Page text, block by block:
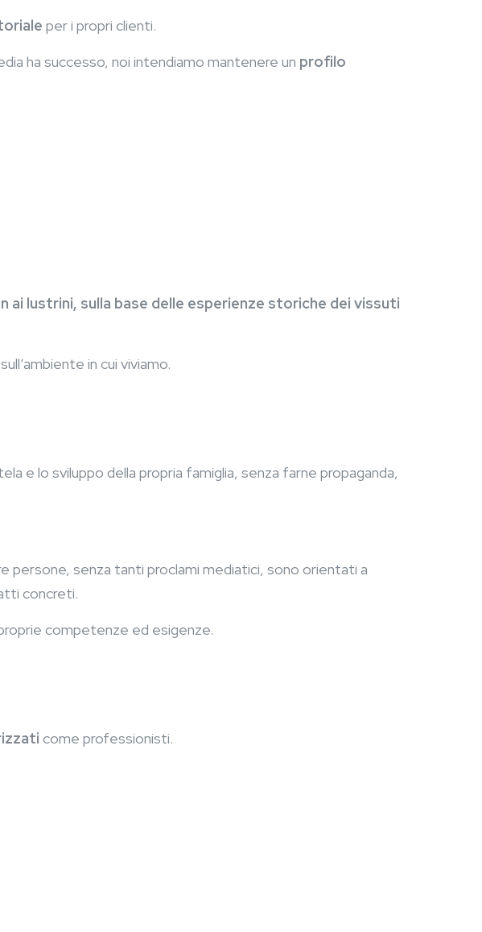
per i propri clienti.
ha successo, noi intendiamo mantenere un profilo
lustrini, sulla base delle esperienze storiche dei vissuti
in cui viviamo.
e lo sviluppo della propria famiglia, senza farne propaganda,
persone, senza tanti proclami mediatici, sono orientati a
concreti.
competenze ed esigenze.
come professionisti.